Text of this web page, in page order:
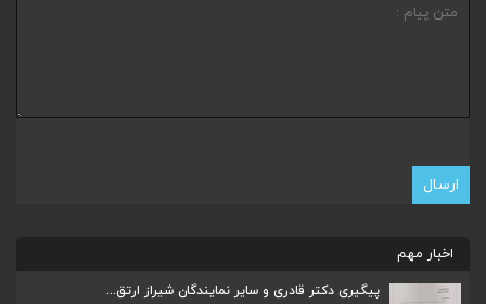
اخبار مهم
پیگیری دکتر قادری و سایر نمایندگان شیراز ارتق...